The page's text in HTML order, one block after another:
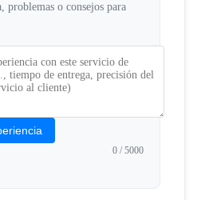
problemas o consejos para
0 / 5000